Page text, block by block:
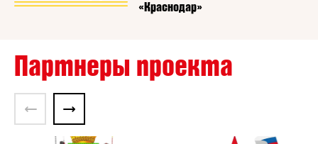
«Краснодар»
Партнеры проекта